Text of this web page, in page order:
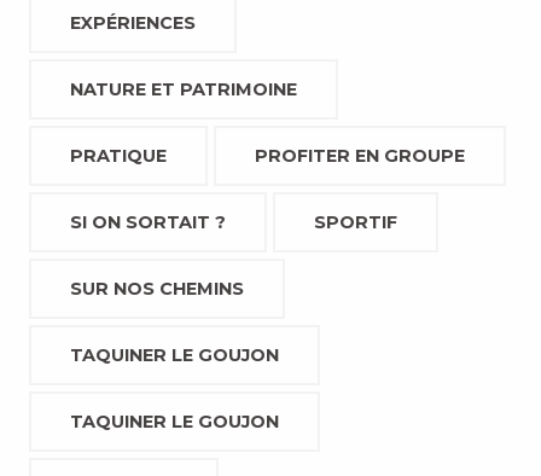
EXPÉRIENCES
NATURE ET PATRIMOINE
PRATIQUE PROFITER EN GROUPE
SI ON SORTAIT ? SPORTIF
SUR NOS CHEMINS
TAQUINER LE GOUJON
TAQUINER LE GOUJON